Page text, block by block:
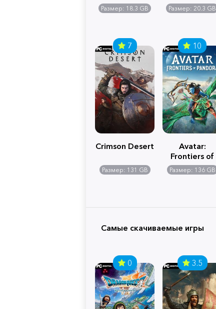
Размер: 18.3 GB Размер: 20.3 GB
7
Crimson Desert
Размер: 131 GB
10
Avatar:
Frontiers of
Pandora
Размер: 136 GB
Самые скачиваемые игры
0 3.5